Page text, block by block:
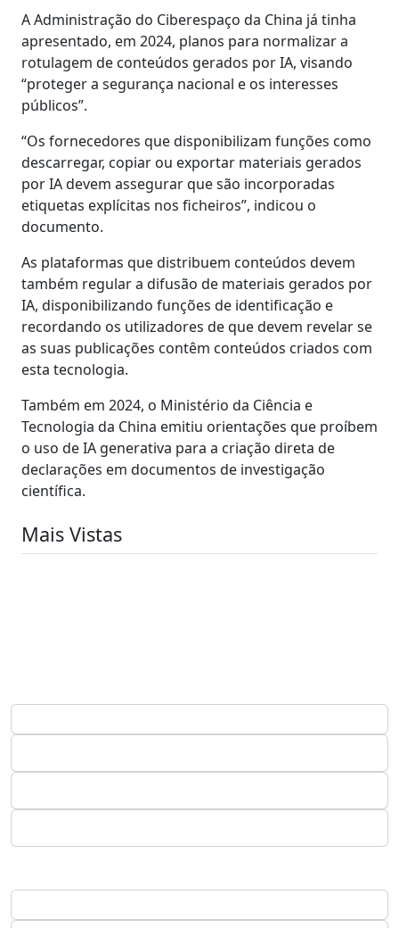
A Administração do Ciberespaço da China já tinha
apresentado, em 2024, planos para normalizar a
rotulagem de conteúdos gerados por IA, visando
“proteger a segurança nacional e os interesses
públicos”.
“Os fornecedores que disponibilizam funções como
descarregar, copiar ou exportar materiais gerados
por IA devem assegurar que são incorporadas
etiquetas explícitas nos ficheiros”, indicou o
documento.
As plataformas que distribuem conteúdos devem
também regular a difusão de materiais gerados por
IA, disponibilizando funções de identificação e
recordando os utilizadores de que devem revelar se
as suas publicações contêm conteúdos criados com
esta tecnologia.
Também em 2024, o Ministério da Ciência e
Tecnologia da China emitiu orientações que proíbem
o uso de IA generativa para a criação direta de
declarações em documentos de investigação
científica.
Mais Vistas